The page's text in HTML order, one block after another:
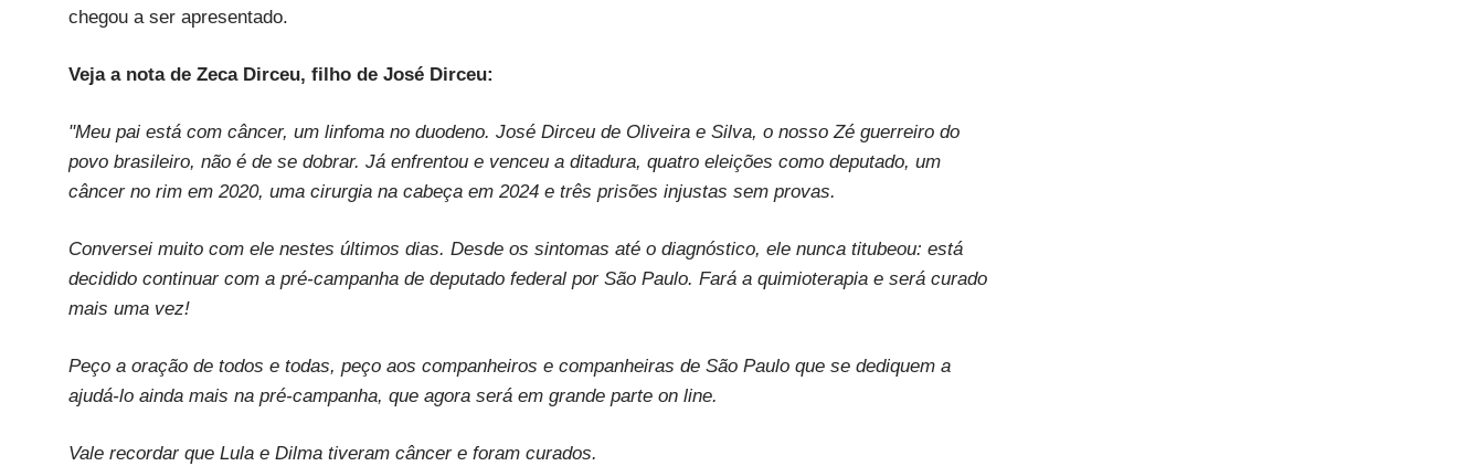
chegou a ser apresentado.
Veja a nota de Zeca Dirceu, filho de José Dirceu:
"Meu pai está com câncer, um linfoma no duodeno. José Dirceu de Oliveira e Silva, o nosso Zé guerreiro do
povo brasileiro, não é de se dobrar. Já enfrentou e venceu a ditadura, quatro eleições como deputado, um
câncer no rim em 2020, uma cirurgia na cabeça em 2024 e três prisões injustas sem provas.
Conversei muito com ele nestes últimos dias. Desde os sintomas até o diagnóstico, ele nunca titubeou: está
decidido continuar com a pré-campanha de deputado federal por São Paulo. Fará a quimioterapia e será curado
mais uma vez!
Peço a oração de todos e todas, peço aos companheiros e companheiras de São Paulo que se dediquem a
ajudá-lo ainda mais na pré-campanha, que agora será em grande parte on line.
Vale recordar que Lula e Dilma tiveram câncer e foram curados.